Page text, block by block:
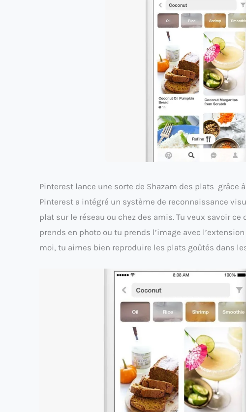
Pinterest lance une sorte de Shazam des plats grâce
Pinterest a intégré un système de reconnaissance
plat sur le réseau ou chez des amis. Tu veux savoir
prends en photo ou tu prends l’image avec
moi, tu aimes bien reproduire les plats goûtés dans